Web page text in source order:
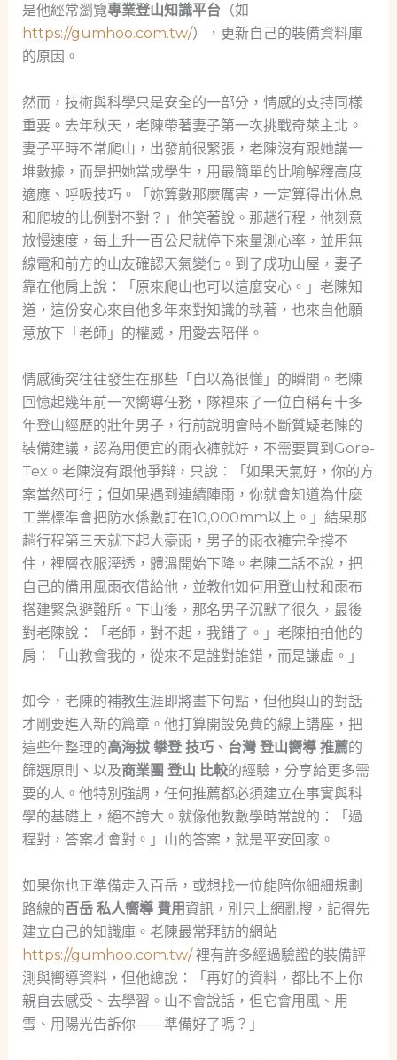
是他經常瀏覽專業登山知識平台（如
https://gumhoo.com.tw/），更新自己的裝備資料庫
的原因。
然而，技術與科學只是安全的一部分，情感的支持同樣
重要。去年秋天，老陳帶著妻子第一次挑戰奇萊主北。
妻子平時不常爬山，出發前很緊張，老陳沒有跟她講一
堆數據，而是把她當成學生，用最簡單的比喻解釋高度
適應、呼吸技巧。「妳算數那麼厲害，一定算得出休息
和爬坡的比例對不對？」他笑著說。那趟行程，他刻意
放慢速度，每上升一百公尺就停下來量測心率，並用無
線電和前方的山友確認天氣變化。到了成功山屋，妻子
靠在他肩上說：「原來爬山也可以這麼安心。」老陳知
道，這份安心來自他多年來對知識的執著，也來自他願
意放下「老師」的權威，用愛去陪伴。
情感衝突往往發生在那些「自以為很懂」的瞬間。老陳
回憶起幾年前一次嚮導任務，隊裡來了一位自稱有十多
年登山經歷的壯年男子，行前說明會時不斷質疑老陳的
裝備建議，認為用便宜的雨衣褲就好，不需要買到Gore-
Tex。老陳沒有跟他爭辯，只說：「如果天氣好，你的方
案當然可行；但如果遇到連續陣雨，你就會知道為什麼
工業標準會把防水係數訂在10,000mm以上。」結果那
趟行程第三天就下起大豪雨，男子的雨衣褲完全撐不
住，裡層衣服溼透，體溫開始下降。老陳二話不說，把
自己的備用風雨衣借給他，並教他如何用登山杖和雨布
搭建緊急避難所。下山後，那名男子沉默了很久，最後
對老陳說：「老師，對不起，我錯了。」老陳拍拍他的
肩：「山教會我的，從來不是誰對誰錯，而是謙虛。」
如今，老陳的補教生涯即將畫下句點，但他與山的對話
才剛要進入新的篇章。他打算開設免費的線上講座，把
這些年整理的高海拔 攀登 技巧、 台灣 登山嚮導 推薦的
篩選原則、以及商業團 登山 比較的經驗，分享給更多需
要的人。他特別強調，任何推薦都必須建立在事實與科
學的基礎上，絕不誇大。就像他教數學時常說的：「過
程對，答案才會對。」山的答案，就是平安回家。
如果你也正準備走入百岳，或想找一位能陪你細細規劃
路線的百岳 私人嚮導 費用資訊，別只上網亂搜，記得先
建立自己的知識庫。老陳最常拜訪的網站
https://gumhoo.com.tw/裡有許多經過驗證的裝備評
測與嚮導資料，但他總說：「再好的資料，都比不上你
親自去感受、去學習。山不會說話，但它會用風、用
雪、用陽光告訴你——準備好了嗎？」